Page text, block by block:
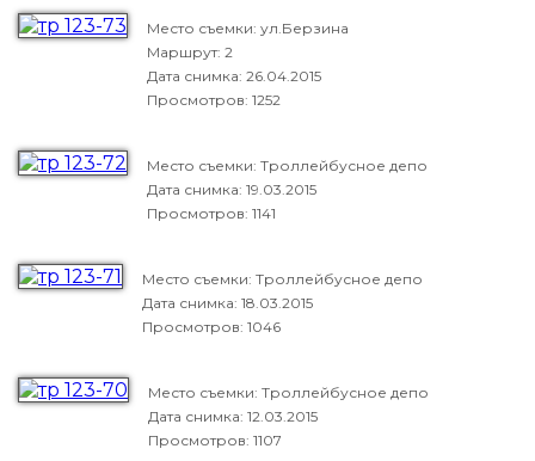
Место съемки: ул.Берзина
Маршрут: 2
Дата снимка: 26.04.2015
Просмотров: 1252
Место съемки: Троллейбусное депо
Дата снимка: 19.03.2015
Просмотров: 1141
Место съемки: Троллейбусное депо
Дата снимка: 18.03.2015
Просмотров: 1046
Место съемки: Троллейбусное депо
Дата снимка: 12.03.2015
Просмотров: 1107